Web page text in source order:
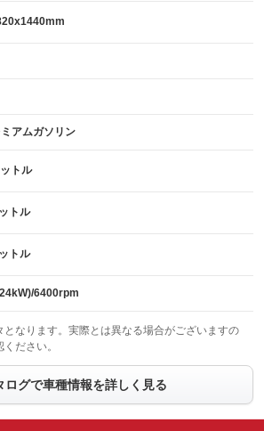
：装備あり
フロントカメラ
：装備あり
：装備あり
アムガソリン
トル
トル
トル
6400rpm
なります。実際とは異なる場合がございますの
ださい。
ログで車種情報を詳しく見る